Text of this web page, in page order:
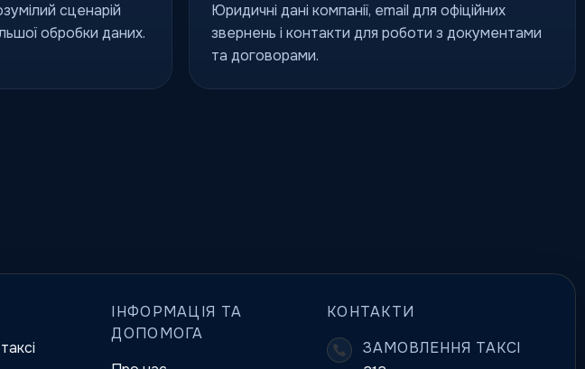
сценарій
обробки даних.
Юридичні дані компанії, email для офіційних
звернень і контакти для роботи з документами
та договорами.
ІНФОРМАЦІЯ ТА
ДОПОМОГА
КОНТАКТИ
ЗАМОВЛЕННЯ ТАКСІ